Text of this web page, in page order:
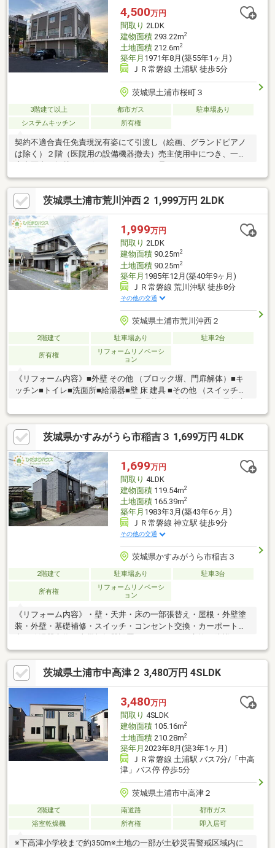
分（約２０ｍ） ふれあいひろば 徒歩５分（約３７０ｍ）□ク
スリのアオキ都和店 徒歩３分（約２００ｍ） せんたく広場都
和店 徒歩４分（約２５０ｍ） セブンイレ
4,500万円
間取り 2LDK
建物面積293.22m2
土地面積212.6m2
築年月 1971年8月(築55年1ヶ月)
ＪＲ常磐線 土浦駅 徒歩5分
茨城県土浦市桜町３
3階建て以上 都市ガス
駐車場あり
システムキッチン
所有権
契約不適合責任免責現況有姿にて引渡し（絵画、グランドピアノ
は除く）２階（医院用の設備機器撤去）売主使用中につき、一部
茨城県土浦市荒川沖西２ 1,999万円 2LDK
1,999万円
間取り 2LDK
建物面積90.25m2
土地面積90.25m2
築年月 1985年12月(築40年9ヶ月)
ＪＲ常磐線 荒川沖駅 徒歩8分
その他の交通
茨城県土浦市荒川沖西２
2階建て 駐車場あり 駐車2台
所有権
リフォームリノベーシ
ョン
《リフォーム内容》■外壁 その他 （ブロック塀、門扉解体）■キ
ッチン■トイレ■洗面所■給湯器■壁 床 建具 ■その他 （スイッチ・
換、網戸張替、火災報知器設置》）《小中学校》■荒川沖小学
校 徒歩7分 (500ｍ)■土浦第三中学校 徒歩24分 (1900ｍ)《物件
の特徴》■大人も子供もほっと一息つける和室■お子様の登下校も
安心できる距離■全居室6帖以上《周辺環境》■ジョイフル本田ま
で徒歩14分■ドラックストアセキまで徒歩4分■マルヘイまで徒歩6
分
茨城県かすみがうら市稲吉３ 1,699万円 4LDK
1,699万円
間取り 4LDK
建物面積119.54m2
土地面積165.39m2
築年月 1983年3月(築43年6ヶ月)
ＪＲ常磐線 神立駅 徒歩9分
その他の交通
茨城県かすみがうら市稲吉３
2階建て 駐車場あり 駐車3台
所有権
リフォームリノベーシ
ョン
《リフォーム内容》・壁・天井・床の一部張替え・屋根・外壁塗
装・外壁・基礎補修・スイッチ・コンセント交換・カーポート撤
事・ハウスクリーニング・浴槽交換・トイレ交換・洗面化粧台交
換・一部間取り変更《小中学校》■下稲吉東小学校 徒歩14分
(1100ｍ)■下稲吉中学校 徒歩15分 (1200ｍ)《物件の特徴》■大人
も子供もほっと一息つける和室です■車の出入りもラクラクな前
面道路幅6ｍ《周辺環境》■ヒーローまで徒歩6分■ヤックスドラッ
グまで徒歩5分■セブンイレブンまで徒歩5分
茨城県土浦市中高津２ 3,480万円 4SLDK
3,480万円
間取り 4SLDK
建物面積105.16m2
土地面積210.28m2
築年月 2023年8月(築3年1ヶ月)
ＪＲ常磐線 土浦駅 バス7分/「中高
津」バス停 停歩5分
茨城県土浦市中高津２
2階建て 南道路
都市ガス
浴室乾燥機
所有権 即入居可
※下高津小学校まで約350m※土地の一部が土砂災害警戒区域内に